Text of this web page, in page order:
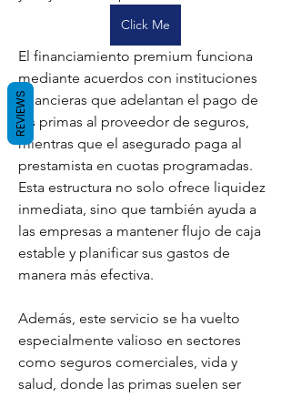
Click Me
El financiamiento premium funciona
mediante acuerdos con instituciones
financieras que adelantan el pago de
las primas al proveedor de seguros,
mientras que el asegurado paga al
prestamista en cuotas programadas.
Esta estructura no solo ofrece liquidez
inmediata, sino que también ayuda a
las empresas a mantener flujo de caja
estable y planificar sus gastos de
manera más efectiva.
Además, este servicio se ha vuelto
especialmente valioso en sectores
como seguros comerciales, vida y
salud, donde las primas suelen ser
REVIEWS